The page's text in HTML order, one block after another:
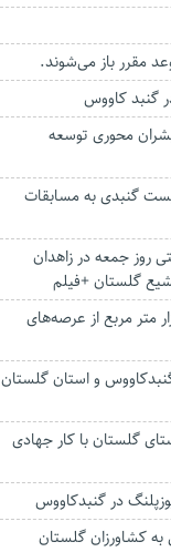
مقرر باز می‌شوند.
گنبد کاووس
محوری توسعه
گنبدی به مسابقات
روز جمعه در زاهدان
گلستان +فیلم
مربع از عرصه‌های
و استان گلستان
ارتباطی ۱۱۰ روستای گلستان با کار جهادی
در گنبدکاووس
به کشاورزان گلستان